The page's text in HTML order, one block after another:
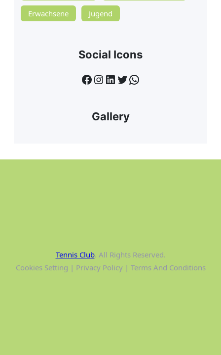
Erwachsene Jugend
Social Icons
Facebook InstagramLinkedIn Twitter WhatsApp
Gallery
Tennis Club. All Rights Reserved.
Cookies Setting | Privacy Policy | Terms And Conditions